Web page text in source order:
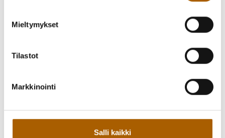
Mieltymykset
Tilastot
Markkinointi
Salli kaikki